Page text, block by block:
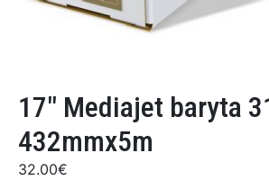
17″ Mediajet baryta
432mmx5m
32.00€